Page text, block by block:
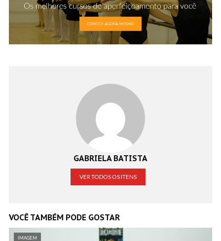
GABRIELA BATISTA
VER TODOS OS ITENS
VOCÊ TAMBÉM PODE GOSTAR
IMAGEM